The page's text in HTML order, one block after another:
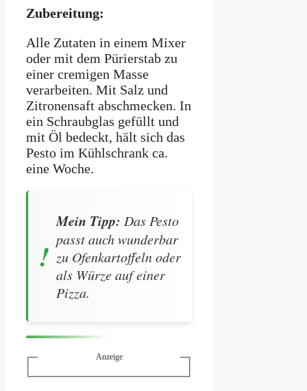
Zubereitung:
Alle Zutaten in einem Mixer
oder mit dem Pürierstab zu
einer cremigen Masse
verarbeiten. Mit Salz und
Zitronensaft abschmecken. In
ein Schraubglas gefüllt und
mit Öl bedeckt, hält sich das
Pesto im Kühlschrank ca.
eine Woche.
Mein Tipp: Das Pesto
passt auch wunderbar
zu Ofenkartoffeln oder
als Würze auf einer
Pizza.
Anzeige